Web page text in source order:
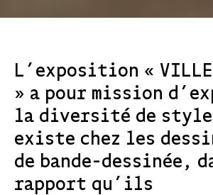
L’exposition «
» a pour mission
la diversité de
existe chez les
de bande-dessinée,
rapport qu’ils